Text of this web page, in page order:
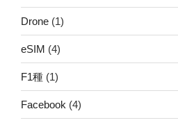
Drone (1)
eSIM (4)
F1種 (1)
Facebook (4)